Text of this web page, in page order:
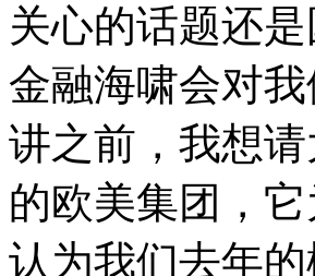
关心的话题还
金融海啸会对
讲之前，我想
的欧美集团，
认为我们去年